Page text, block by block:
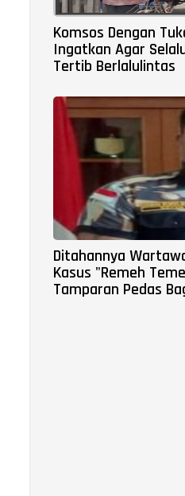
Komsos Dengan
Ingatkan Agar
Tertib Berlalulintas
Ditahannya
Kasus "Remeh
Tamparan Pedas